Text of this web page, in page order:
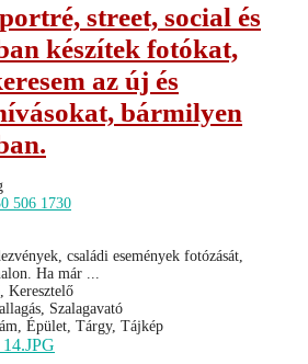
street, social és
készítek fotókat,
az új és
bármilyen
506 1730
családi események fotózását,
Ha már ...
Keresztelő
Szalagavató
Épület, Tárgy, Tájkép